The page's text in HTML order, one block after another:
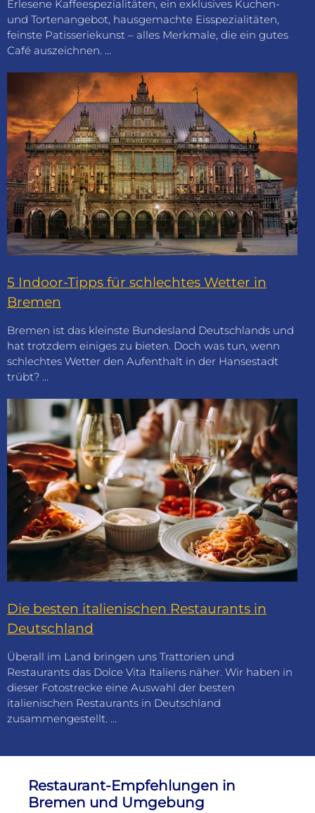
Erlesene Kaffeespezialitäten, ein exklusives Kuchen-
und Tortenangebot, hausgemachte Eisspezialitäten,
feinste Patisseriekunst – alles Merkmale, die ein gutes
Café auszeichnen. …
5 Indoor-Tipps für schlechtes Wetter in
Bremen
Bremen ist das kleinste Bundesland Deutschlands und
hat trotzdem einiges zu bieten. Doch was tun, wenn
schlechtes Wetter den Aufenthalt in der Hansestadt
trübt? …
Die besten italienischen Restaurants in
Deutschland
Überall im Land bringen uns Trattorien und
Restaurants das Dolce Vita Italiens näher. Wir haben in
dieser Fotostrecke eine Auswahl der besten
italienischen Restaurants in Deutschland
zusammengestellt. …
Restaurant-Empfehlungen in
Bremen und Umgebung